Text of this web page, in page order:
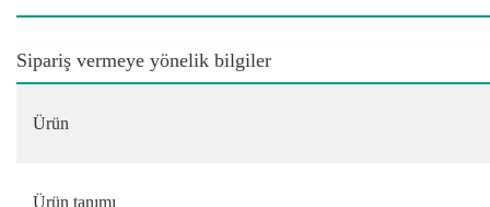
Sipariş vermeye yönelik bilgiler
Ürün
Ürün tanımı